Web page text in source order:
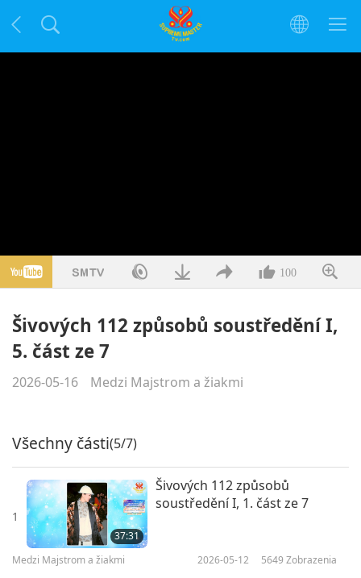
100
Šivových 112 způsobů soustředění I,
5. část ze 7
2026-05-16 Medzi Majstrom a žiakmi
Všechny části(5/7)
1
37:31
Šivových 112 způsobů
soustředění I, 1. část ze 7
Medzi Majstrom a žiakmi 2026-05-12 5649 Zobrazenia